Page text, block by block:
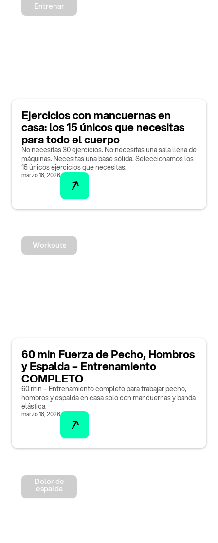
Entrenar
Ejercicios con mancuernas en
casa: los 15 únicos que necesitas
para todo el cuerpo
No necesitas 30 ejercicios. No necesitas una sala llena de
máquinas. Necesitas una base sólida. Seleccionamos los
15 únicos ejercicios que necesitas.
marzo 18, 2026
Workouts
60 min Fuerza de Pecho, Hombros
y Espalda – Entrenamiento
COMPLETO
60 min – Entrenamiento completo para trabajar pecho,
hombros y espalda en casa solo con mancuernas y banda
elástica.
marzo 18, 2026
Dolor de
espalda